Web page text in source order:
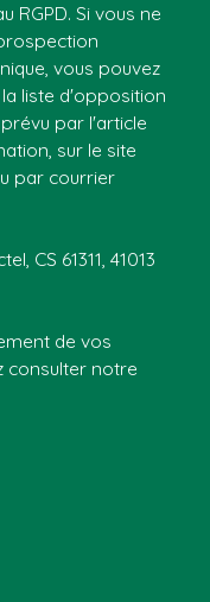
RGPD. Si vous ne
vous pouvez
liste d'opposition
par l'article
sur le site
par courrier
CS 61311, 41013
de vos
consulter notre